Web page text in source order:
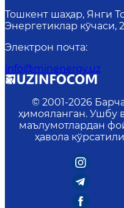
Тошкент шаҳар, Янги
Энергетиклар кўчаси,
Электрон почта:
info@minenergy.uz
© 2001-2026
ҳимояланган. Ушбу
маълумотлардан
ҳавола